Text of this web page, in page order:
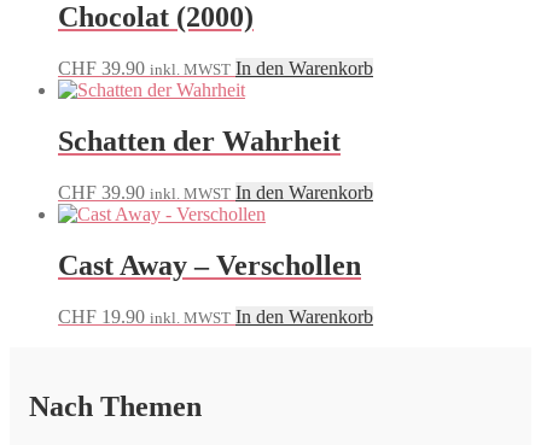
Chocolat (2000)
CHF 39.90 inkl. MWST In den Warenkorb
Schatten der Wahrheit
CHF 39.90 inkl. MWST In den Warenkorb
Cast Away – Verschollen
CHF 19.90 inkl. MWST In den Warenkorb
Nach Themen